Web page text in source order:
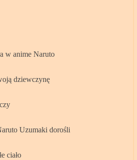
w anime Naruto
dziewczynę
Uzumaki dorośli
ciało